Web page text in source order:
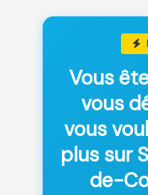
Vous
vous
vous
plus sur
de-